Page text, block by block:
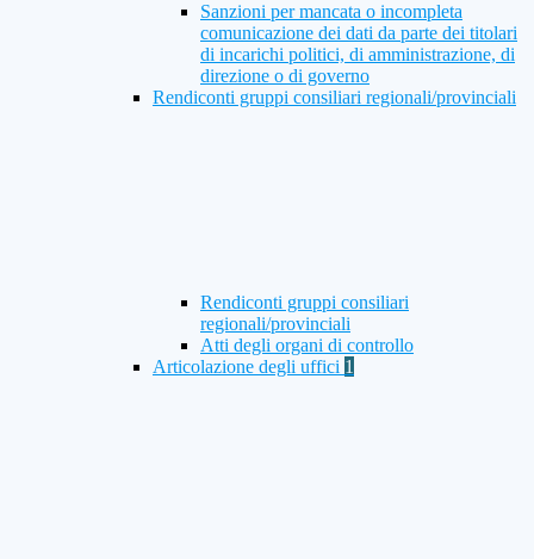
Sanzioni per mancata o incompleta
comunicazione dei dati da parte dei titolari
di incarichi politici, di amministrazione, di
direzione o di governo
Rendiconti gruppi consiliari regionali/provinciali
Rendiconti gruppi consiliari
regionali/provinciali
Atti degli organi di controllo
Articolazione degli uffici 1